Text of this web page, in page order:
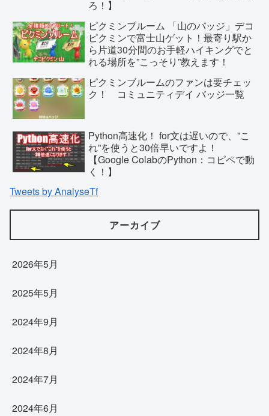
ろ！】
ピクミンブルーム 「山のバッジ」デコ
ピクミンで富士山ゲット！最寄り駅か
ら片道30分間のお手軽ハイキングでと
れる場所を”こっそり”教えます！
ピクミンブルームのファンは要チェッ
ク！ コミュニティデイ バッジ一覧
Python高速化！ for文は遅いので、”こ
れ”を使うと30倍早いですよ！
【Google ColabのPython：コピペで動
く！】
Tweets by AnalyseTf
アーカイブ
2026年5月
2025年5月
2024年9月
2024年8月
2024年7月
2024年6月